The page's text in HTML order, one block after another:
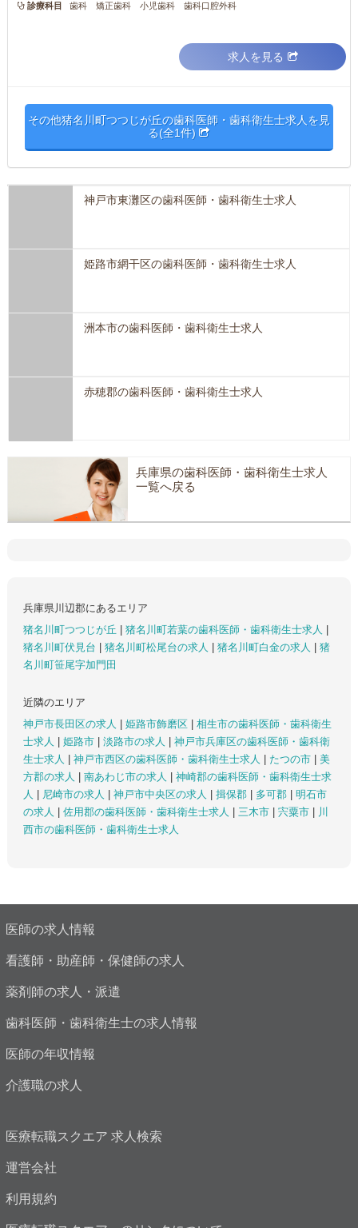
診療科目 歯科 矯正歯科 小児歯科 歯科口腔外科
求人を見る
その他猪名川町つつじが丘の歯科医師・歯科衛生士求人を見
る(全1件)
神戸市東灘区の歯科医師・歯科衛生士求人
姫路市網干区の歯科医師・歯科衛生士求人
洲本市の歯科医師・歯科衛生士求人
赤穂郡の歯科医師・歯科衛生士求人
兵庫県の歯科医師・歯科衛生士求人
一覧へ戻る
兵庫県川辺郡にあるエリア
猪名川町つつじが丘
猪名川町若葉の歯科医師・歯科衛生士求人
猪名川町伏見台
猪名川町松尾台の求人 猪名川町白金の求人
猪
名川町笹尾字加門田
近隣のエリア
神戸市長田区の求人
姫路市飾磨区
相生市の歯科医師・歯科衛生
士求人
姫路市 淡路市の求人
神戸市兵庫区の歯科医師・歯科衛
生士求人
神戸市西区の歯科医師・歯科衛生士求人 たつの市
美
方郡の求人
南あわじ市の求人
神崎郡の歯科医師・歯科衛生士求
人
尼崎市の求人 神戸市中央区の求人 揖保郡 多可郡
明石市
の求人
佐用郡の歯科医師・歯科衛生士求人 三木市 宍粟市
川
西市の歯科医師・歯科衛生士求人
医師の求人情報
看護師・助産師・保健師の求人
薬剤師の求人・派遣
歯科医師・歯科衛生士の求人情報
医師の年収情報
介護職の求人
医療転職スクエア 求人検索
運営会社
利用規約